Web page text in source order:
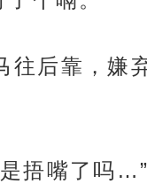
往后靠，嫌
捂嘴了吗